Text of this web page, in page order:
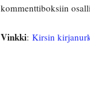
kommenttiboksiin
Vinkki: Kirsin